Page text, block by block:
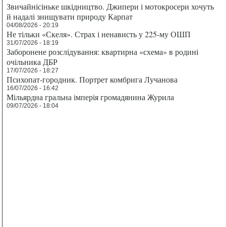
Звичайнісіньке шкідництво. Джипери і мотокросери хочуть
й надалі знищувати природу Карпат
04/08/2026 - 20:19
Не тільки «Скеля». Страх і ненависть у 225-му ОШП
31/07/2026 - 18:19
Заборонене розслідування: квартирна «схема» в родині
очільника ДБР
17/07/2026 - 18:27
Психопат-городник. Портрет комбрига Лучанова
16/07/2026 - 16:42
Мільярдна гральна імперія громадянина Журила
09/07/2026 - 18:04